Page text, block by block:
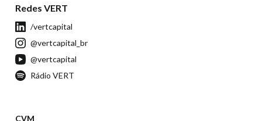
Redes VERT
/vertcapital
@vertcapital_br
@vertcapital
Rádio VERT
CVM